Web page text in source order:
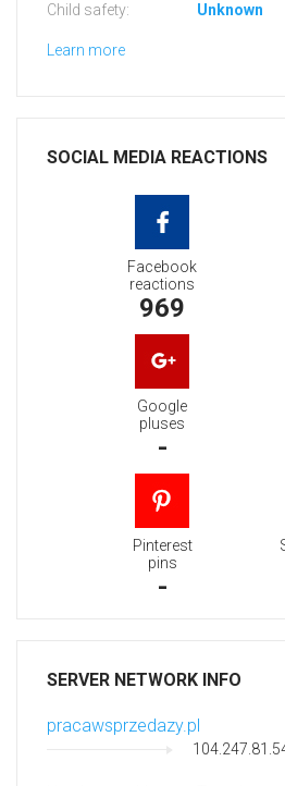
Child safety: Unknown
Learn more
SOCIAL MEDIA REACTIONS
Facebook
reactions
969
Google
pluses
-
Pinterest
pins
-
SERVER NETWORK INFO
pracawsprzedazy.pl